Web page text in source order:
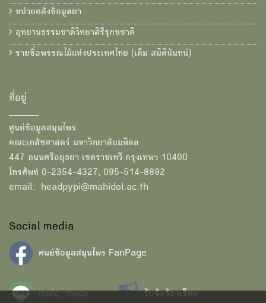
หน่วยคลังข้อมูลยา
อุทยานธรรมชาติวิทยาสิรีรุกขชาติ
รายชื่อพรรณไม้แห่งประเทศไทย (เต็ม สมิตินันทน์)
ที่อยู่
ศูนย์ข้อมูลสมุนไพร
คณะเภสัชศาสตร์ มหาวิทยาลัยมหิดล
447 ถนนศรีอยุธยา เขตราชเทวี กรุงเทพฯ 10400
โทรศัพท์ 0-2354-4327, 095-514-8892
email: headpypi@mahidol.ac.th
Social media
ศนย์ข้อมูลสมุนไพร FanPage
mpic_mupy รับข้อร้องเรียน